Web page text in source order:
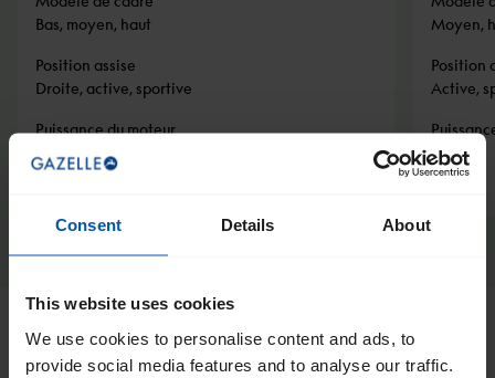
Consent Details About
This website uses cookies
We use cookies to personalise content and ads, to
provide social media features and to analyse our traffic.
Bas, moyen, haut
Position assise
Droite, active, sportive
Puissance du moteur
65 Nm
Moyen,
Position
Active,
75 Nm